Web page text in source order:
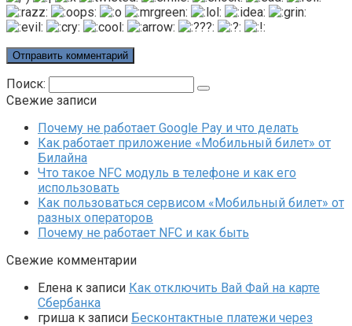
Поиск:
Свежие записи
Почему не работает Google Pay и что делать
Как работает приложение «Мобильный билет» от
Билайна
Что такое NFC модуль в телефоне и как его
использовать
Как пользоваться сервисом «Мобильный билет» от
разных операторов
Почему не работает NFC и как быть
Свежие комментарии
Елена к записи Как отключить Вай Фай на карте
Сбербанка
гриша к записи Бесконтактные платежи через